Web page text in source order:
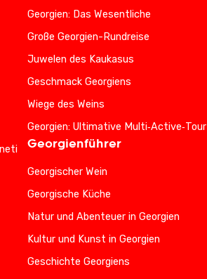
Georgien: Das Wesentliche
Große Georgien-Rundreise
Juwelen des Kaukasus
Geschmack Georgiens
Wiege des Weins
Georgien: Ultimative Multi‑Active‑Tour
Georgienführer
Georgischer Wein
Georgische Küche
Natur und Abenteuer in Georgien
Kultur und Kunst in Georgien
Geschichte Georgiens